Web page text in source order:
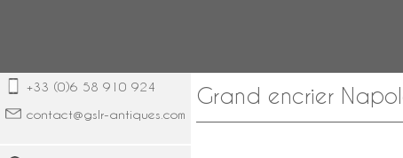
+33 (0)6 58 910 924
contact@gslr-antiques.com
Grand encrier